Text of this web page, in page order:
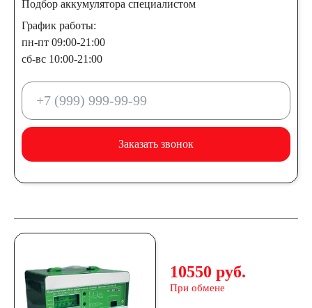
Подбор аккумулятора специалистом
График работы:
пн-пт 09:00-21:00
сб-вс 10:00-21:00
Заказать звонок
10550 руб.
При обмене